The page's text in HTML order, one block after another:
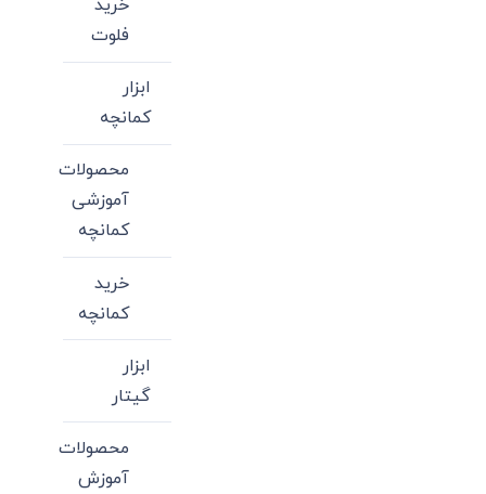
خرید
فلوت
ابزار
کمانچه
محصولات
آموزشی
کمانچه
خرید
کمانچه
ابزار
گیتار
محصولات
آموزش